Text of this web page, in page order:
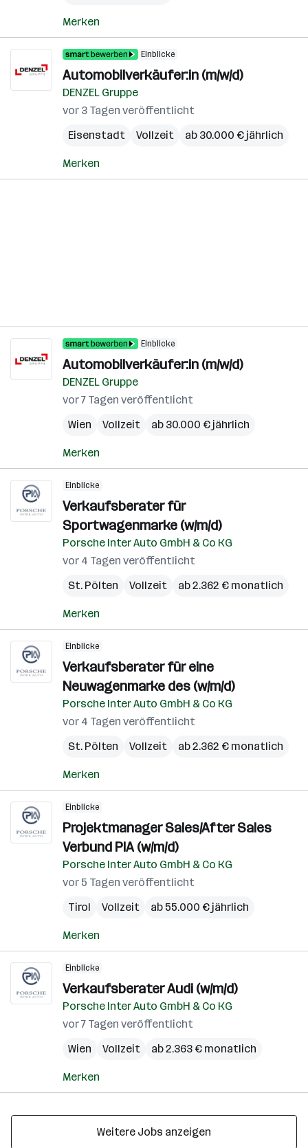
Merken
Einblicke
Automobilverkäufer:in (m/w/d)
DENZEL Gruppe
vor 3 Tagen veröffentlicht
Eisenstadt
Vollzeit ab 30.000 € jährlich
Merken
Einblicke
Automobilverkäufer:in (m/w/d)
DENZEL Gruppe
vor 7 Tagen veröffentlicht
Wien
Vollzeit ab 30.000 € jährlich
Merken
Einblicke
Verkaufsberater für
Sportwagenmarke (w/m/d)
Porsche Inter Auto GmbH & Co KG
vor 4 Tagen veröffentlicht
St. Pölten
Vollzeit ab 2.362 € monatlich
Merken
Einblicke
Verkaufsberater für eine
Neuwagenmarke des (w/m/d)
Porsche Inter Auto GmbH & Co KG
vor 4 Tagen veröffentlicht
St. Pölten
Vollzeit ab 2.362 € monatlich
Merken
Einblicke
Projektmanager Sales/After Sales
Verbund PIA (w/m/d)
Porsche Inter Auto GmbH & Co KG
vor 5 Tagen veröffentlicht
Tirol
Vollzeit ab 55.000 € jährlich
Merken
Einblicke
Verkaufsberater Audi (w/m/d)
Porsche Inter Auto GmbH & Co KG
vor 7 Tagen veröffentlicht
Wien
Vollzeit ab 2.363 € monatlich
Merken
Weitere Jobs anzeigen